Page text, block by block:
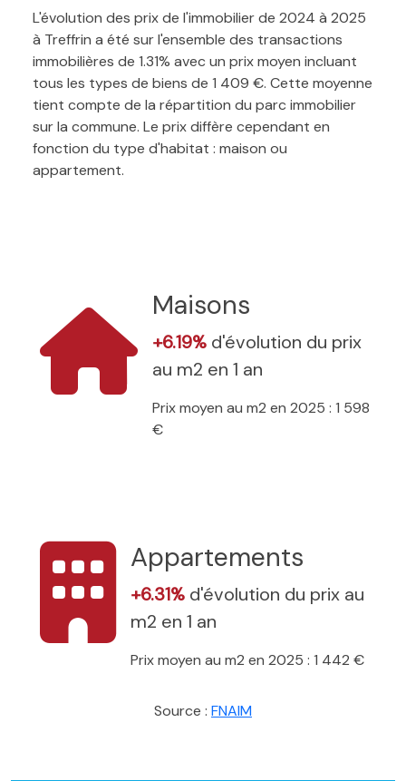
L'évolution des prix de l'immobilier de 2024 à 2025
à Treffrin a été sur l'ensemble des transactions
immobilières de 1.31% avec un prix moyen incluant
tous les types de biens de 1 409 €. Cette moyenne
tient compte de la répartition du parc immobilier
sur la commune. Le prix diffère cependant en
fonction du type d'habitat : maison ou
appartement.
Maisons
+6.19% d'évolution du prix
au m2 en 1 an
Prix moyen au m2 en 2025 : 1 598
€
Appartements
+6.31% d'évolution du prix au
m2 en 1 an
Prix moyen au m2 en 2025 : 1 442 €
Source : FNAIM